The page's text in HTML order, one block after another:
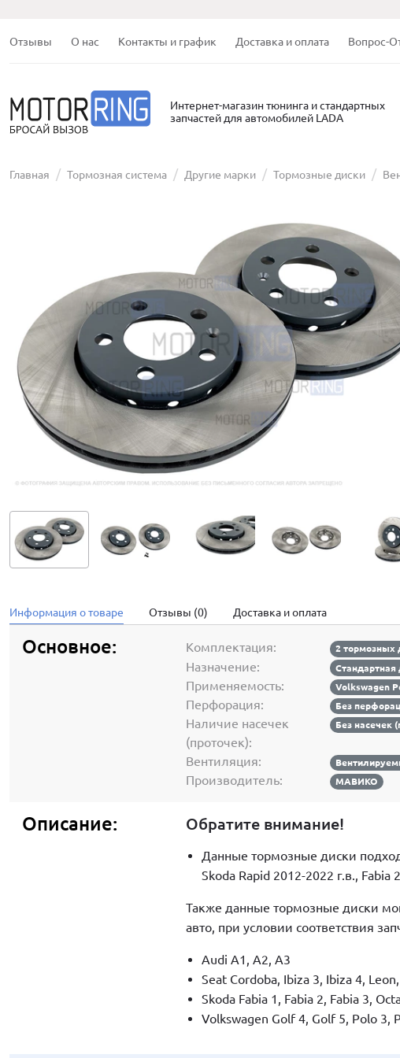
Отзывы О нас Контакты и график Доставка и оплата Вопрос-
Интернет-магазин тюнинга и стандартных
запчастей для автомобилей LADA
Главная Тормозная система Другие марки Тормозные диски
Информация о товаре Отзывы (0) Доставка и оплата
Основное: Комплектация: 2 тормозных
Назначение: Стандартная
Применяемость: Volkswagen
Перфорация: Без
Наличие насечек
(проточек):
Без насечек
Вентиляция:
Производитель: МАВИКО
Описание: Обратите внимание!
Данные тормозные диски
Skoda Rapid 2012-2022 г.в., Fabia
Также данные тормозные диски
авто, при условии соответствия
Audi A1, A2, A3
Seat Cordoba, Ibiza 3, Ibiza 4,
Skoda Fabia 1, Fabia 2, Fabia 3,
Volkswagen Golf 4, Golf 5, Polo 3,